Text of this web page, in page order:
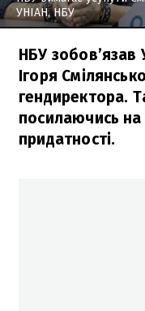
УНІАН, НБУ
НБУ зобов’язав
Ігоря
гендиректора.
посилаючись
придатності.